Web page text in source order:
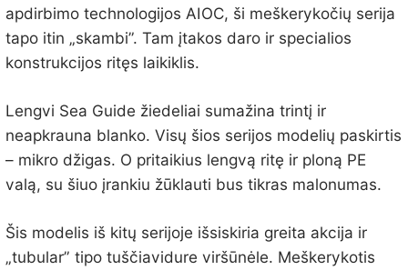
apdirbimo technologijos AIOC, ši meškerykočių serija
tapo itin „skambi”. Tam įtakos daro ir specialios
konstrukcijos ritęs laikiklis.
Lengvi Sea Guide žiedeliai sumažina trintį ir
neapkrauna blanko. Visų šios serijos modelių paskirtis
– mikro džigas. O pritaikius lengvą ritę ir ploną PE
valą, su šiuo įrankiu žūklauti bus tikras malonumas.
Šis modelis iš kitų serijoje išsiskiria greita akcija ir
„tubular” tipo tuščiavidure viršūnėle. Meškerykotis